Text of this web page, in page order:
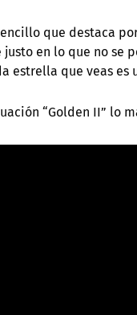
que destaca
justo en lo que no
estrella que veas es
“Golden II” lo